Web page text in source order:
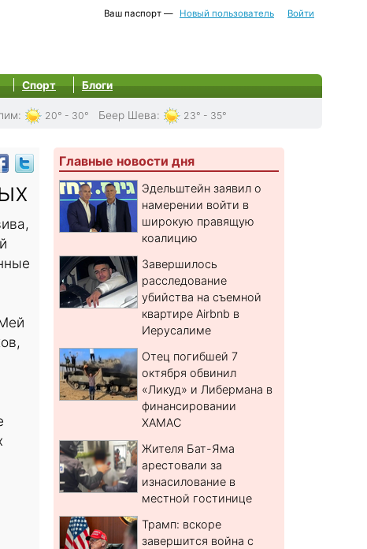
Ваш паспорт — Новый пользователь Войти
Спорт Блоги
: 20° - 30° Беер Шева: 23° - 35°
Главные новости дня
Эдельштейн заявил о
намерении войти в
широкую правящую
коалицию
Завершилось
расследование
убийства на съемной
квартире Airbnb в
Иерусалиме
Отец погибшей 7
октября обвинил
«Ликуд» и Либермана в
финансировании
ХАМАС
Жителя Бат-Яма
арестовали за
изнасилование в
местной гостинице
Трамп: вскоре
завершится война с